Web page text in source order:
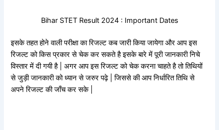
Bihar STET Result 2024 : Important Dates
इसके तहत होने वाली परीक्षा का रिजल्ट कब जारी किया जायेगा और आप इस
रिजल्ट को किस प्रकार से चेक कर सकते है इसके बारे में पूरी जानकारी निचे
विस्तार में दी गयी है | अगर आप इस रिजल्ट को चेक करना चाहते है तो तिथियों
से जुड़ी जानकारी को ध्यान से जरुर पढ़े | जिससे की आप निर्धारित तिथि से
अपने रिजल्ट की जाँच कर सके |